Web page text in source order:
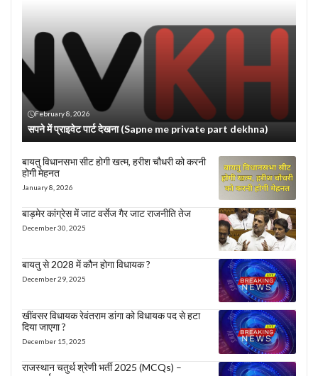
February 8, 2026
सपने में प्राइवेट पार्ट देखना (Sapne me private part dekhna)
बायतु विधानसभा सीट होगी खत्म, हरीश चौधरी को करनी
होगी मेहनत
January 8, 2026
बाड़मेर कांग्रेस में जाट वर्सेज गैर जाट राजनीति तेज
December 30, 2025
बायतु से 2028 में कौन होगा विधायक ?
December 29, 2025
खींवसर विधायक रेवंतराम डांगा को विधायक पद से हटा
दिया जाएगा ?
December 15, 2025
राजस्थान चतुर्थ श्रेणी भर्ती 2025 (MCQs) –